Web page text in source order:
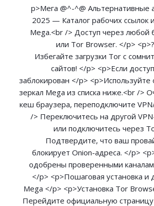
<p>Мега @^-^@ Альтернативные
2025 — Каталог рабочих ссылок
Mega.<br /> Доступ через любой
или Tor Browser. </p>
Избегайте загрузки Tor с
сайтов! </p> <p>Если
заблокирован </p> <p>Используйте
зеркал Mega из списка ниже.<br />
кеш браузера, переподключите
/> Переключитесь на другой
или подключитесь через
Подтвердите, что ваш
блокирует Onion-адреса. </p>
одобрены проверенными
</p> <p>Пошаговая установка и
Mega </p> <p>Установка Tor
Перейдите официальную